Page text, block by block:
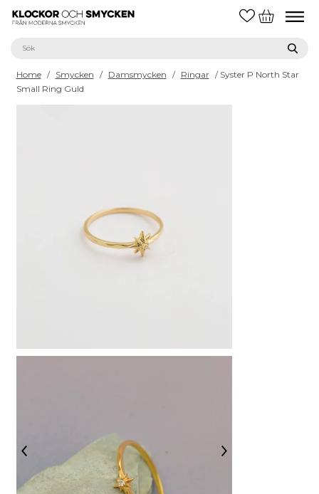
Home / Smycken / Damsmycken / Ringar / Syster P North Star
Small Ring Guld